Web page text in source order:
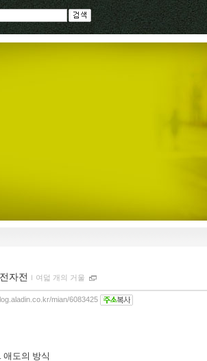
자전 ｌ 여덟 개의 거울
mian/6083425
애도의 방식